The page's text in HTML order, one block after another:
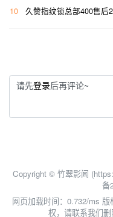
10
久赞指纹锁总部400售后
请先登录后再评论~
Copyright © 竹翠影闻
备
网页加载时间：0.732/ms 版
权，请联系我们